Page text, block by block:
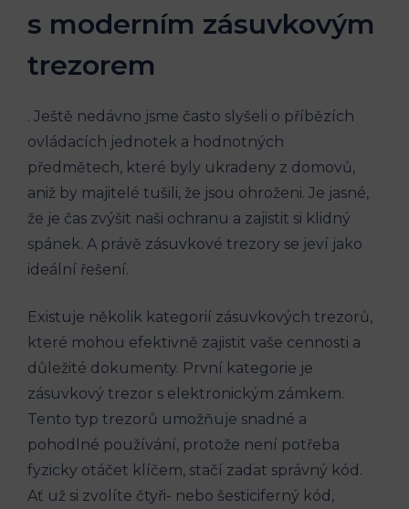
s moderním zásuvkovým
trezorem
. Ještě nedávno jsme často slyšeli o příbězích
ovládacích jednotek a hodnotných
předmětech, které byly ukradeny z domovů,
aniž by majitelé tušili, že jsou ohroženi. Je jasné,
že je čas zvýšit naši ochranu a zajistit si klidný
spánek. A právě zásuvkové trezory se jeví jako
ideální řešení.
Existuje několik kategorií zásuvkových trezorů,
které mohou efektivně zajistit vaše cennosti a
důležité dokumenty. První kategorie je
zásuvkový trezor s elektronickým zámkem.
Tento typ trezorů umožňuje snadné a
pohodlné používání, protože není potřeba
fyzicky otáčet klíčem, stačí zadat správný kód.
Ať už si zvolíte čtyři- nebo šesticiferný kód,